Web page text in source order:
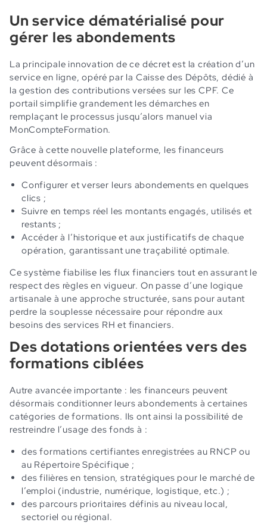
Un service dématérialisé pour
gérer les abondements
La principale innovation de ce décret est la création d’un
service en ligne, opéré par la Caisse des Dépôts, dédié à
la gestion des contributions versées sur les CPF. Ce
portail simplifie grandement les démarches en
remplaçant le processus jusqu’alors manuel via
MonCompteFormation.
Grâce à cette nouvelle plateforme, les financeurs
peuvent désormais :
Configurer et verser leurs abondements en quelques
clics ;
Suivre en temps réel les montants engagés, utilisés et
restants ;
Accéder à l’historique et aux justificatifs de chaque
opération, garantissant une traçabilité optimale.
Ce système fiabilise les flux financiers tout en assurant le
respect des règles en vigueur. On passe d’une logique
artisanale à une approche structurée, sans pour autant
perdre la souplesse nécessaire pour répondre aux
besoins des services RH et financiers.
Des dotations orientées vers des
formations ciblées
Autre avancée importante : les financeurs peuvent
désormais conditionner leurs abondements à certaines
catégories de formations. Ils ont ainsi la possibilité de
restreindre l’usage des fonds à :
des formations certifiantes enregistrées au RNCP ou
au Répertoire Spécifique ;
des filières en tension, stratégiques pour le marché de
l’emploi (industrie, numérique, logistique, etc.) ;
des parcours prioritaires définis au niveau local,
sectoriel ou régional.